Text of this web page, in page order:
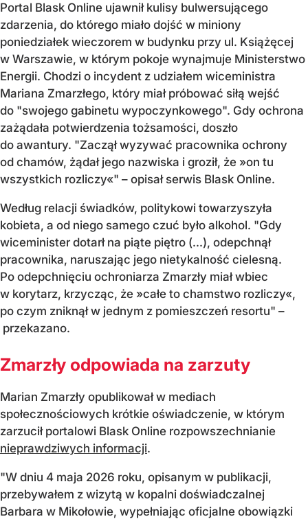
Portal Blask Online ujawnił kulisy bulwersującego
zdarzenia, do którego miało dojść w miniony
poniedziałek wieczorem w budynku przy ul. Książęcej
w Warszawie, w którym pokoje wynajmuje Ministerstwo
Energii. Chodzi o incydent z udziałem wiceministra
Mariana Zmarzłego, który miał próbować siłą wejść
do "swojego gabinetu wypoczynkowego". Gdy ochrona
zażądała potwierdzenia tożsamości, doszło
do awantury. "Zaczął wyzywać pracownika ochrony
od chamów, żądał jego nazwiska i groził, że »on tu
wszystkich rozliczy«" – opisał serwis Blask Online.
Według relacji świadków, politykowi towarzyszyła
kobieta, a od niego samego czuć było alkohol. "Gdy
wiceminister dotarł na piąte piętro (...), odepchnął
pracownika, naruszając jego nietykalność cielesną.
Po odepchnięciu ochroniarza Zmarzły miał wbiec
w korytarz, krzycząc, że »całe to chamstwo rozliczy«,
po czym zniknął w jednym z pomieszczeń resortu" –
przekazano.
Zmarzły odpowiada na zarzuty
Marian Zmarzły opublikował w mediach
społecznościowych krótkie oświadczenie, w którym
zarzucił portalowi Blask Online rozpowszechnianie
nieprawdziwych informacji.
"W dniu 4 maja 2026 roku, opisanym w publikacji,
przebywałem z wizytą w kopalni doświadczalnej
Barbara w Mikołowie, wypełniając oficjalne obowiązki